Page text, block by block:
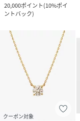
20,000ポイント(10%ポイ
ントバック)
クーポン対象